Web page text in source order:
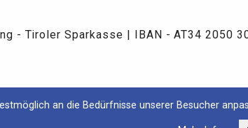
- Tiroler Sparkasse | IBAN - AT34 2050
an die Bedürfnisse unserer Besucher